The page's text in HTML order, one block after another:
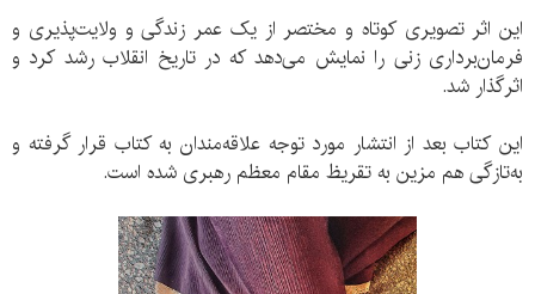
این اثر تصویری کوتاه و مختصر از یک عمر زندگی و ولایت‌پذیری و
فرمان‌برداری زنی را نمایش می‌دهد که در تاریخ انقلاب رشد کرد و
اثرگذار شد.
این کتاب بعد از انتشار مورد توجه علاقه‌مندان به کتاب قرار گرفته و
به‌تازگی هم مزین به تقریظ مقام معظم رهبری شده است.